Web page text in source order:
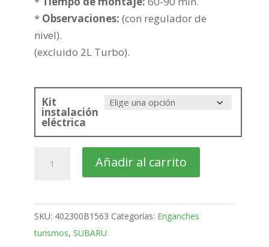
* Observaciones: (con regulador de
nivel).
(excluido 2L Turbo).
Kit
instalación
eléctrica
Forester
Bola
fija
de
Añadir al carrito
SKU: 402300B1563 Categorías: Enganches
turismos, SUBARU